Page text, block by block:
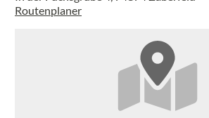
Routenplaner